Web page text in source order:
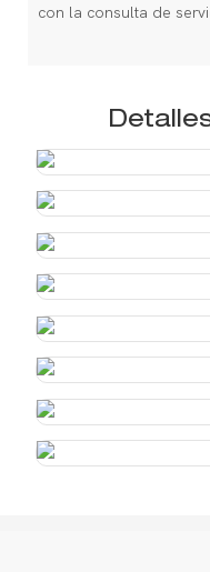
con la consulta de